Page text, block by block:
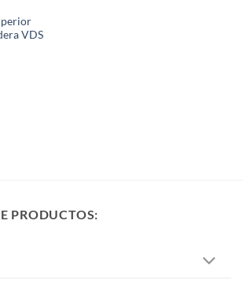
VDS
PRODUCTOS: